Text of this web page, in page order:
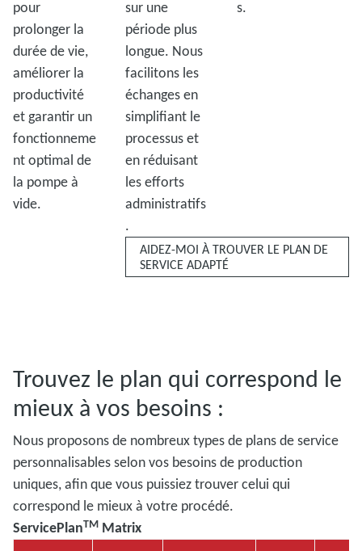
pour
prolonger la
durée de vie,
améliorer la
productivité
et garantir un
fonctionneme
nt optimal de
la pompe à
vide.
sur une
période plus
longue. Nous
facilitons les
échanges en
simplifiant le
processus et
en réduisant
les efforts
administratifs
.
s.
AIDEZ-MOI À TROUVER LE PLAN DE
SERVICE ADAPTÉ
Trouvez le plan qui correspond le
mieux à vos besoins :
Nous proposons de nombreux types de plans de service
personnalisables selon vos besoins de production
uniques, afin que vous puissiez trouver celui qui
correspond le mieux à votre procédé.
ServicePlanTM Matrix